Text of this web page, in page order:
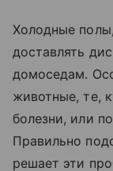
Холодные
доставлять
домоседам.
животные, те,
болезни, или
Правильно
решает эти